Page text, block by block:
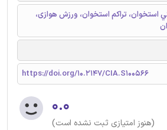
استخوان، تراكم استخوان، ورزش هوازی،
https://doi.org/10.2147/CIA.S100566
۰.۰
(هنوز امتیازی ثبت نشده است)